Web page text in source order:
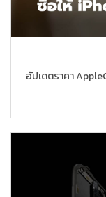
อัปเดตราคา